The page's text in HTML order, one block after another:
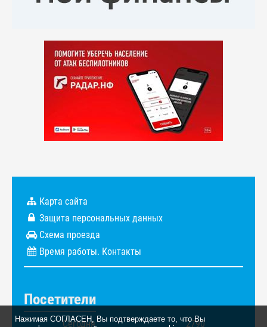
Нажимая СОГЛАСЕН, Вы подтверждаете то, что Вы
Карта сайта
Защита персональных данных
Схема проезда
Время работы. Контакты
Посетители
Сегодня 2790